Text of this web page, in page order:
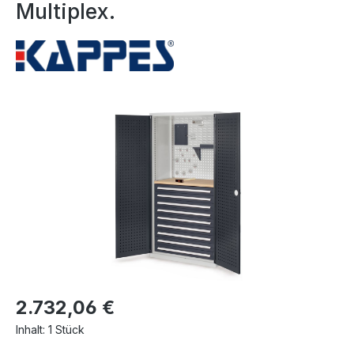
Multiplex.
Bildergalerie überspringen
2.732,06 €
Inhalt: 1 Stück